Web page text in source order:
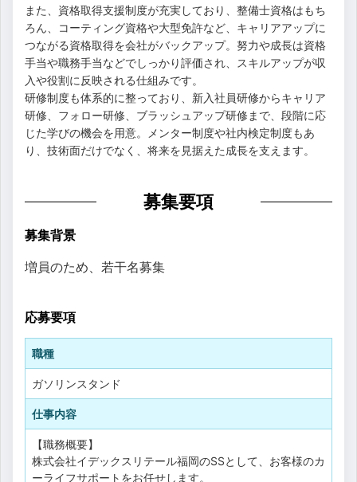
また、資格取得支援制度が充実しており、整備士資格はもち
ろん、コーティング資格や大型免許など、キャリアアップに
つながる資格取得を会社がバックアップ。努力や成長は資格
手当や職務手当などでしっかり評価され、スキルアップが収
入や役割に反映される仕組みです。
研修制度も体系的に整っており、新入社員研修からキャリア
研修、フォロー研修、ブラッシュアップ研修まで、段階に応
じた学びの機会を用意。メンター制度や社内検定制度もあ
り、技術面だけでなく、将来を見据えた成長を支えます。
募集要項
募集背景
増員のため、若干名募集
応募要項
職種
ガソリンスタンド
仕事内容
【職務概要】
株式会社イデックスリテール福岡のSSとして、お客様のカ
ーライフサポートをお任せします。